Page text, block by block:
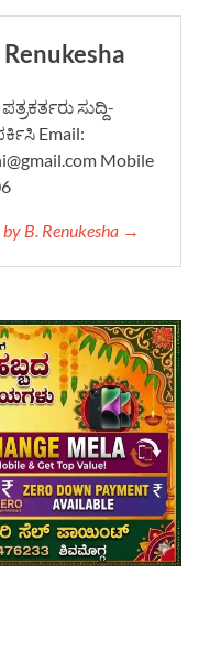
ಸುದ್ದಿ-
Email:
Mobile
B. Renukesha →